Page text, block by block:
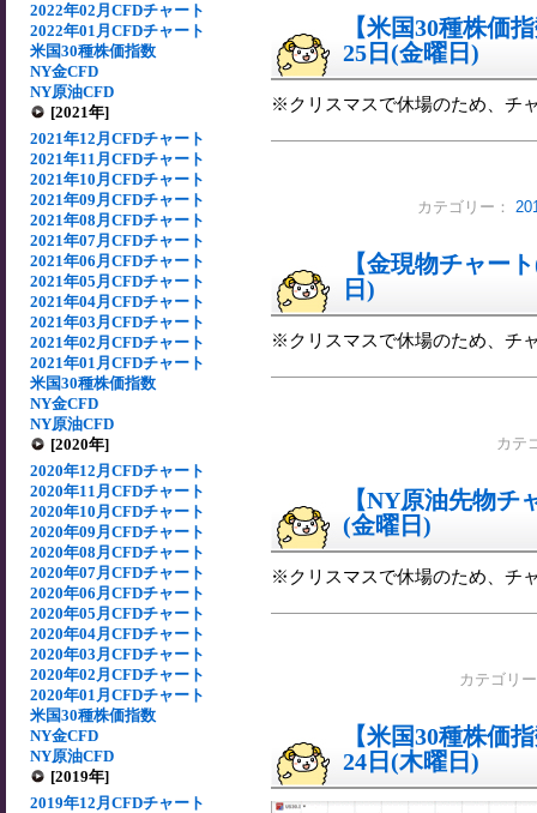
2022年02月CFDチャート
2022年01月CFDチャート
米国30種株価指数
NY金CFD
NY原油CFD
[2021年]
2021年12月CFDチャート
2021年11月CFDチャート
2021年10月CFDチャート
2021年09月CFDチャート
2021年08月CFDチャート
2021年07月CFDチャート
2021年06月CFDチャート
2021年05月CFDチャート
2021年04月CFDチャート
2021年03月CFDチャート
2021年02月CFDチャート
2021年01月CFDチャート
米国30種株価指数
NY金CFD
NY原油CFD
[2020年]
2020年12月CFDチャート
2020年11月CFDチャート
2020年10月CFDチャート
2020年09月CFDチャート
2020年08月CFDチャート
2020年07月CFDチャート
2020年06月CFDチャート
2020年05月CFDチャート
2020年04月CFDチャート
2020年03月CFDチャート
2020年02月CFDチャート
2020年01月CFDチャート
米国30種株価指数
NY金CFD
NY原油CFD
[2019年]
2019年12月CFDチャート
【米国30種株価
25日(金曜日)
※クリスマスで休場のため、チ
カテゴリー：
【金現物チャー
日)
※クリスマスで休場のため、チ
カテ
【NY原油先物チ
(金曜日)
※クリスマスで休場のため、チ
カテゴリ
【米国30種株価
24日(木曜日)